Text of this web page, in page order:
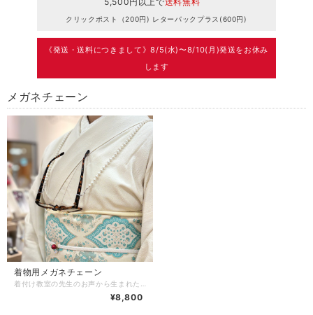
クリックポスト（200円) レターパックプラス(600円)
《発送・送料につきまして》8/5(水)〜8/10(月)発送をお休み
します
メガネチェーン
着物用メガネチェーン
¥8,800